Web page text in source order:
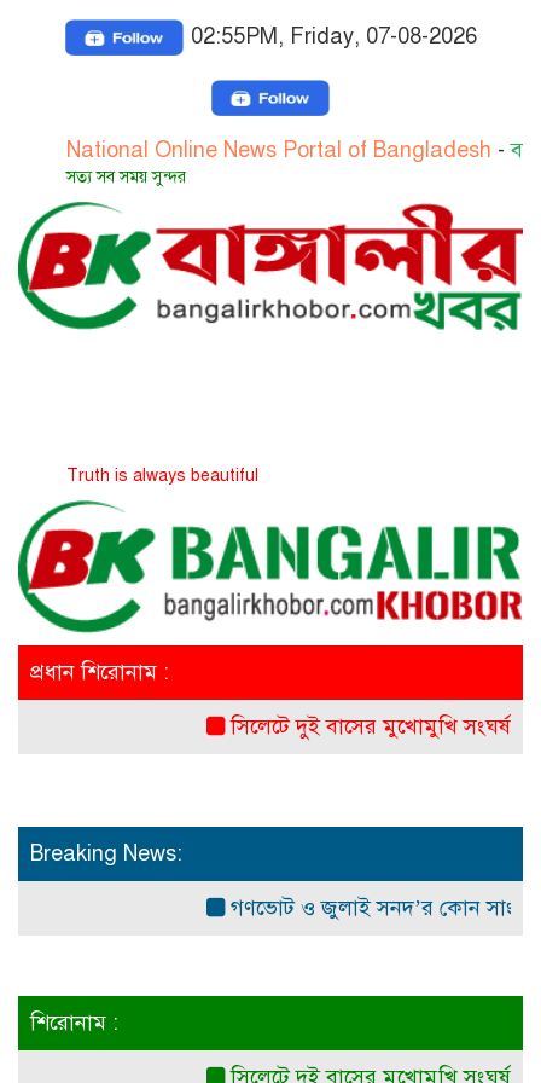
02:55PM, Friday, 07-08-2026
Online News Portal of Bangladesh-
সব সময় সুন্দর
is always beautiful
প্রধান শিরোনাম :
সিলেটে দুই বাসের মুখোমুখি সংঘর্ষ: নিহত ৭
Breaking News:
গণভোট ও জুলাই সনদ’র কোন
শিরোনাম :
সিলেটে দুই বাসের মুখোমুখি সংঘর্ষ: নিহত ৭